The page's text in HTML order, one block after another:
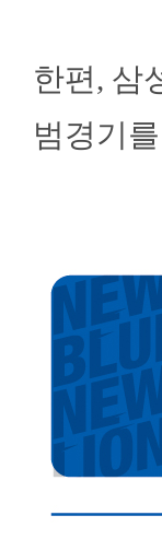
한편, 삼
범경기